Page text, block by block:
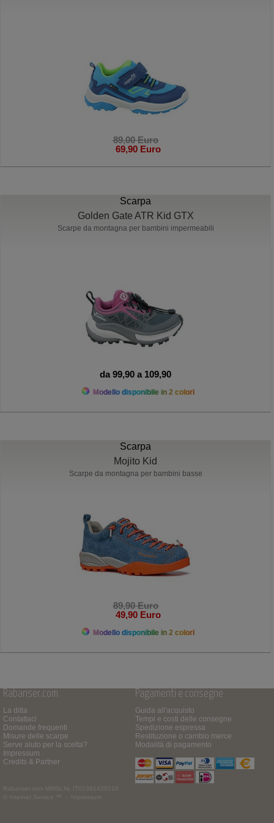
89,00 Euro
69,90 Euro
Scarpa
Golden Gate ATR Kid GTX
Scarpe da montagna per bambini impermeabili
da 99,90 a 109,90
Modello disponibile in 2 colori
Scarpa
Mojito Kid
Scarpe da montagna per bambini basse
89,90 Euro
49,90 Euro
Modello disponibile in 2 colori
Rabanser.com
La ditta
Contattaci
Domande frequenti
Misure delle scarpe
Serve aiuto per la scelta?
Impressum
Credits & Partner
Rabanser.com
MWSt.Nr. IT01391430210
© Internet Service ™ -
Impressum
Pagamenti e consegne
Guida all'acquisto
Tempi e costi delle consegne
Spedizione espressa
Restituzione o cambio merce
Modalità di pagamento